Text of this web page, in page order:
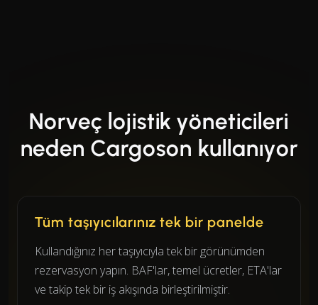
Norveç lojistik yöneticileri
neden Cargoson kullanıyor
Tüm taşıyıcılarınız tek bir panelde
Kullandığınız her taşıyıcıyla tek bir görünümden
rezervasyon yapın. BAF'lar, temel ücretler, ETA'lar
ve takip tek bir iş akışında birleştirilmiştir.